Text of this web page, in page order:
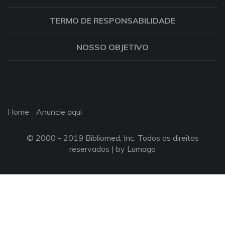
TERMO DE RESPONSABILIDADE
NOSSO OBJETIVO
Home Anuncie aqui
© 2000 - 2019 Bibliomed, Inc. Todos os direitos
reservados | by Lumago